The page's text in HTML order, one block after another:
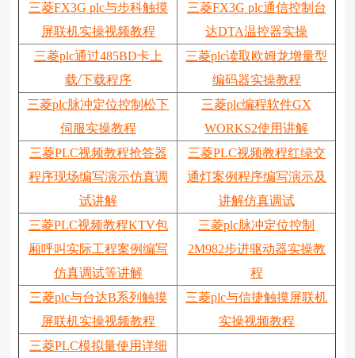
三菱FX3G plc与步科触摸
屏联机实操视频教程
三菱FX3G plc通信控制台
达DTA温控器实操
三菱plc通过485BD卡上
载/下载程序
三菱plc读取欧姆龙增量型
编码器实操教程
三菱plc脉冲定位控制松下
伺服实操教程
三菱plc编程软件GX
WORKS2使用讲解
三菱PLC视频教程抢答器
程序现场编写演示仿真调
试讲解
三菱PLC视频教程红绿交
通灯案例程序编写演示及
讲解仿真调试
三菱PLC视频教程KTV包
厢呼叫实际工程案例编写
仿真调试等讲解
三菱plc脉冲定位控制
2M982步进驱动器实操教
程
三菱plc与台达B系列触摸
屏联机实操视频教程
三菱plc与信捷触摸屏联机
实操视频教程
三菱PLC模拟量使用详细